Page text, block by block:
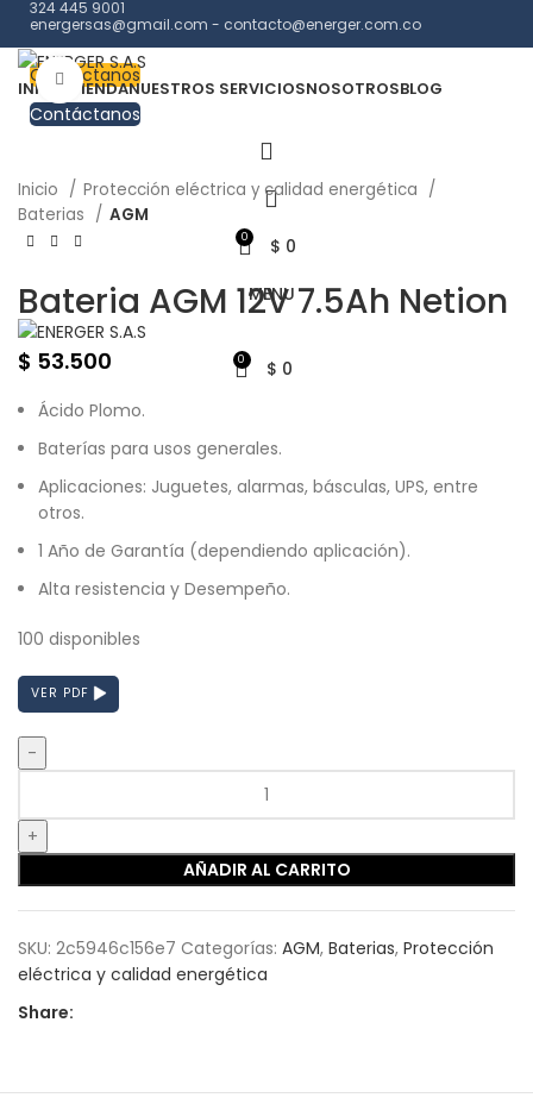
324 445 9001
energersas@gmail.com - contacto@energer.com.co
Contáctanos
INICIO TIENDANUESTROS SERVICIOSNOSOTROSBLOG
Contáctanos
0 $ 0
MENU
0 $ 0
Click to enlarge
Inicio
Protección eléctrica y calidad energética
Baterias
AGM
Bateria AGM 12V 7.5Ah Netion
$ 53.500
Ácido Plomo.
Baterías para usos generales.
Aplicaciones: Juguetes, alarmas, básculas, UPS, entre
otros.
1 Año de Garantía (dependiendo aplicación).
Alta resistencia y Desempeño.
100 disponibles
VER PDF
AÑADIR AL CARRITO
SKU: 2c5946c156e7 Categorías: AGM, Baterias, Protección
eléctrica y calidad energética
Share: